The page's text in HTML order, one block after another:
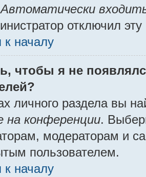
Автоматически
отключил
к началу
чтобы я не
личного раздела вы
на конференции.
модераторам и
пользователем.
к началу